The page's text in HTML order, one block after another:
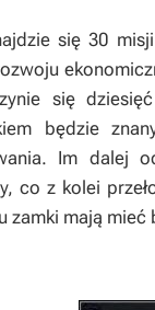
się 30
się
będzie
Im dalej
co z kolei
zamki mają